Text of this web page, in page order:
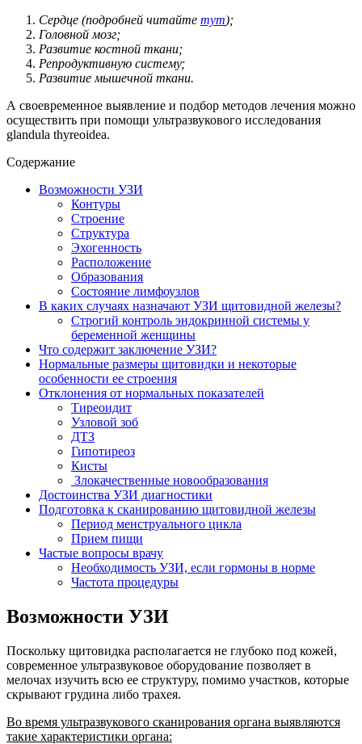
Сердце (подробней читайте тут);
Головной мозг;
Развитие костной ткани;
Репродуктивную систему;
Развитие мышечной ткани.
А своевременное выявление и подбор методов лечения можно
осуществить при помощи ультразвукового исследования
glandula thyreoidea.
Содержание
Возможности УЗИ
Контуры
Строение
Структура
Эхогенность
Расположение
Образования
Состояние лимфоузлов
В каких случаях назначают УЗИ щитовидной железы?
Строгий контроль эндокринной системы у
беременной женщины
Что содержит заключение УЗИ?
Нормальные размеры щитовидки и некоторые
особенности ее строения
Отклонения от нормальных показателей
Тиреоидит
Узловой зоб
ДТЗ
Гипотиреоз
Кисты
Злокачественные новообразования
Достоинства УЗИ диагностики
Подготовка к сканированию щитовидной железы
Период менструального цикла
Прием пищи
Частые вопросы врачу
Необходимость УЗИ, если гормоны в норме
Частота процедуры
Возможности УЗИ
Поскольку щитовидка располагается не глубоко под кожей,
современное ультразвуковое оборудование позволяет в
мелочах изучить всю ее структуру, помимо участков, которые
скрывают грудина либо трахея.
Во время ультразвукового сканирования органа выявляются
такие характеристики органа: